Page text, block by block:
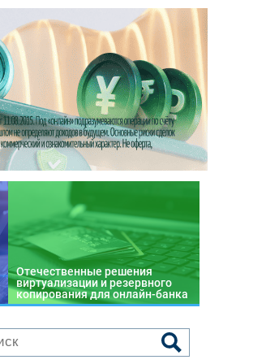
Отечественные решения
виртуализации и резервного
копирования для онлайн-банка